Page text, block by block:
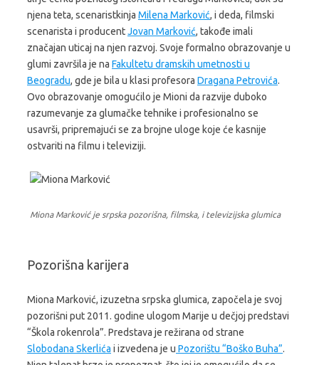
njena teta, scenaristkinja Milena Marković, i deda, filmski
scenarista i producentJovan Marković, takođe imali
značajan uticaj na njen razvoj. Svoje formalno obrazovanje u
glumi završila je na Fakultetu dramskih umetnosti u
Beogradu, gde je bila u klasi profesora Dragana Petrovića.
Ovo obrazovanje omogućilo je Mioni da razvije duboko
razumevanje za glumačke tehnike i profesionalno se
usavrši, pripremajući se za brojne uloge koje će kasnije
ostvariti na filmu i televiziji.
Miona Marković je srpska pozorišna, filmska, i televizijska glumica
Pozorišna karijera
Miona Marković, izuzetna srpska glumica, započela je svoj
pozorišni put 2011. godine ulogom Marije u dečjoj predstavi
“Škola rokenrola”. Predstava je režirana od strane
Slobodana Skerlića i izvedena je u Pozorištu “Boško Buha”.